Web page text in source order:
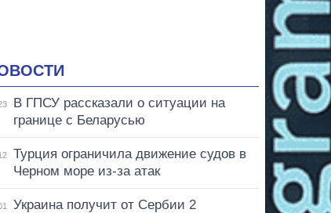
В ГПСУ рассказали о ситуации на
границе с Беларусью
Турция ограничила движение судов в
Черном море из-за атак
Украина получит от Сербии 2